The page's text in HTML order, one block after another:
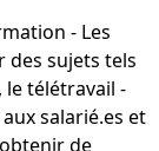
- Les
des sujets tels
le télétravail -
salarié.es et
de